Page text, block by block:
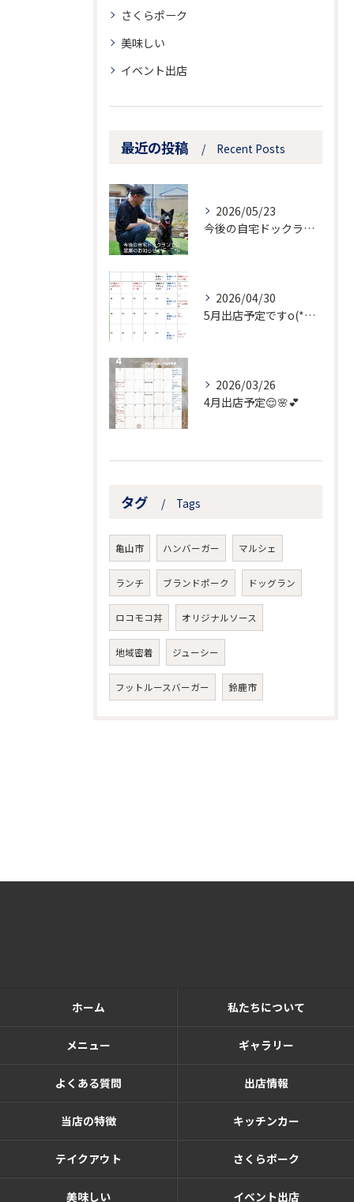
さくらポーク
美味しい
イベント出店
最近の投稿 Recent Posts
2026/05/23
今後の自宅ドックランでの営業のお知らせ
2026/04/30
5月出店予定ですo(*⌒―⌒*)o
2026/03/26
4月出店予定😌🌸💕
タグ Tags
亀山市 ハンバーガー マルシェ
ランチ ブランドポーク ドッグラン
ロコモコ丼 オリジナルソース
地域密着 ジューシー
フットルースバーガー 鈴鹿市
ホーム 私たちについて
メニュー ギャラリー
よくある質問 出店情報
当店の特徴 キッチンカー
テイクアウト さくらポーク
美味しい イベント出店